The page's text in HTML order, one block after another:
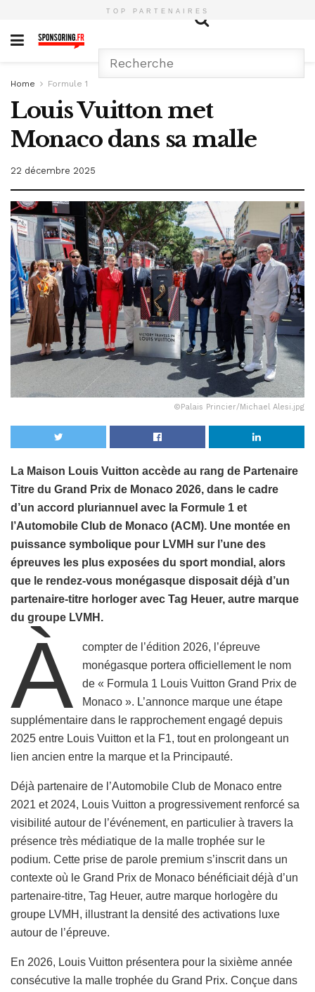
TOP PARTENAIRES
Home Formule 1
Louis Vuitton met
Monaco dans sa malle
22 décembre 2025
©Palais Princier/Michael Alesi.jpg
La Maison Louis Vuitton accède au rang de Partenaire
Titre du Grand Prix de Monaco 2026, dans le cadre
d’un accord pluriannuel avec la Formule 1 et
l’Automobile Club de Monaco (ACM). Une montée en
puissance symbolique pour LVMH sur l’une des
épreuves les plus exposées du sport mondial, alors
que le rendez-vous monégasque disposait déjà d’un
partenaire-titre horloger avec Tag Heuer, autre marque
du groupe LVMH.
À
compter de l’édition 2026, l’épreuve
monégasque portera officiellement le nom
de « Formula 1 Louis Vuitton Grand Prix de
Monaco ». L’annonce marque une étape
supplémentaire dans le rapprochement engagé depuis
2025 entre Louis Vuitton et la F1, tout en prolongeant un
lien ancien entre la marque et la Principauté.
Déjà partenaire de l’Automobile Club de Monaco entre
2021 et 2024, Louis Vuitton a progressivement renforcé sa
visibilité autour de l’événement, en particulier à travers la
présence très médiatique de la malle trophée sur le
podium. Cette prise de parole premium s’inscrit dans un
contexte où le Grand Prix de Monaco bénéficiait déjà d’un
partenaire-titre, Tag Heuer, autre marque horlogère du
groupe LVMH, illustrant la densité des activations luxe
autour de l’épreuve.
En 2026, Louis Vuitton présentera pour la sixième année
consécutive la malle trophée du Grand Prix. Conçue dans